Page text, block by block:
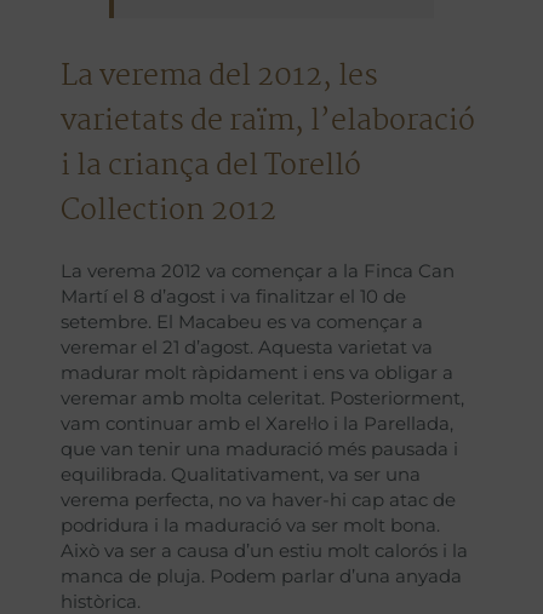
La verema del 2012, les
varietats de raïm, l’elaboració
i la criança del Torelló
Collection 2012
La verema 2012 va començar a la Finca Can
Martí el 8 d’agost i va finalitzar el 10 de
setembre. El Macabeu es va començar a
veremar el 21 d’agost. Aquesta varietat va
madurar molt ràpidament i ens va obligar a
veremar amb molta celeritat. Posteriorment,
vam continuar amb el Xarel·lo i la Parellada,
que van tenir una maduració més pausada i
equilibrada. Qualitativament, va ser una
verema perfecta, no va haver-hi cap atac de
podridura i la maduració va ser molt bona.
Això va ser a causa d’un estiu molt calorós i la
manca de pluja. Podem parlar d’una anyada
històrica.